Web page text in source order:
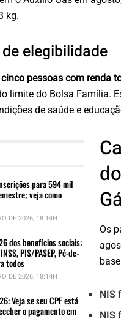
kg.
elegibilidade
pessoas com renda
limite do Bolsa Família.
de saúde e
para 594 mil
veja como
DE 2026, 18:14H
dos benefícios sociais:
PIS/PASEP, Pé-de-
todos
DE 2026, 18:14H
Veja se seu CPF está
o pagamento em
Os
NIS
NIS